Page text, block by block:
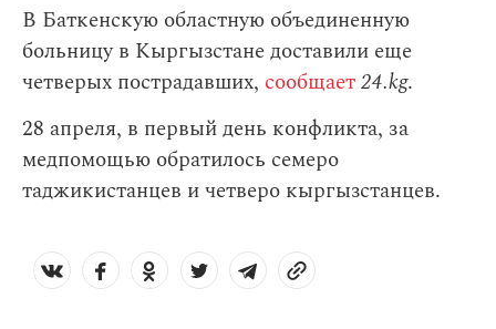
В Баткенскую областную объединенную
больницу в Кыргызстане доставили еще
четверых пострадавших, сообщает24.kg.
28 апреля, в первый день конфликта, за
медпомощью обратилось семеро
таджикистанцев и четверо кыргызстанцев.